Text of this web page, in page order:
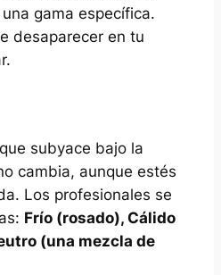
gama específica.
desaparecer en tu
subyace bajo la
cambia, aunque estés
Los profesionales se
Frío (rosado), Cálido
(una mezcla de